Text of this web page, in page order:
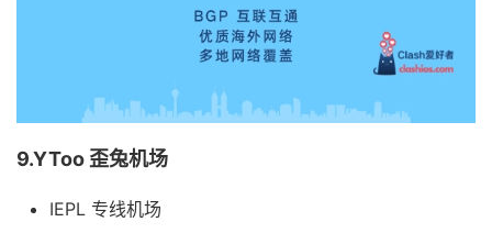
9.YToo 歪兔机场
IEPL 专线机场